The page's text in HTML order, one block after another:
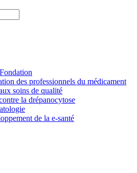
des professionnels du médicament
soins de qualité
la drépanocytose
de la e-santé